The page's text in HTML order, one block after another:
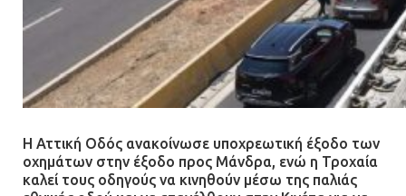
Η Αττική Οδός ανακοίνωσε υποχρεωτική έξοδο των
οχημάτων στην έξοδο προς Μάνδρα, ενώ η Τροχαία
καλεί τους οδηγούς να κινηθούν μέσω της παλιάς